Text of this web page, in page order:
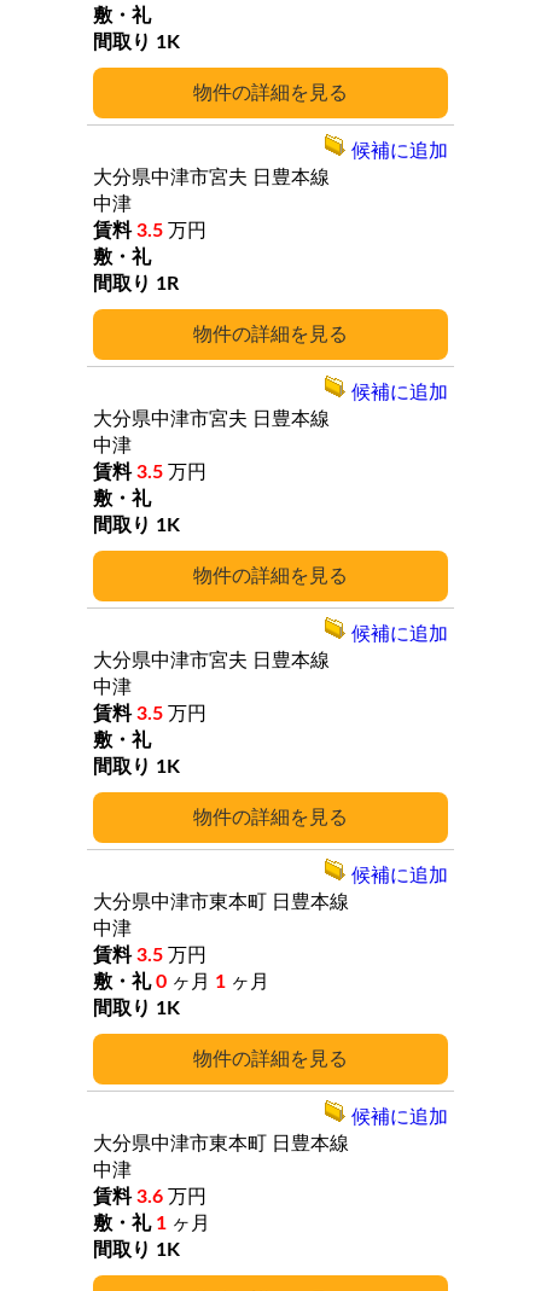
詳細
1K
詳細
大分県中津市宮夫 日豊本線
中津
3.5 万円
1R
候補に追加
詳細
大分県中津市宮夫 日豊本線
中津
3.5 万円
1K
候補に追加
詳細
大分県中津市宮夫 日豊本線
中津
3.5 万円
1K
候補に追加
詳細
大分県中津市東本町
日豊本線
中津
3.5 万円
0 ヶ月 1 ヶ月
1K
候補に追加
大分県中津市東本町
日豊本線
中津
3.6 万円
1 ヶ月
1K
候補に追加